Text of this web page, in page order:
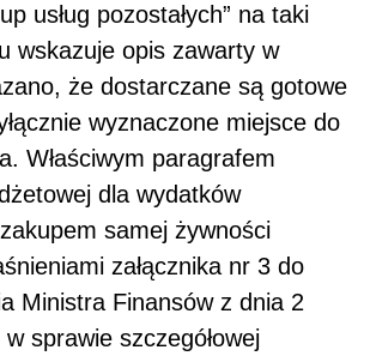
usług pozostałych” na taki
wskazuje opis zawarty w
że dostarczane są gotowe
wyznaczone miejsce do
Właściwym paragrafem
dla wydatków
samej żywności
załącznika nr 3 do
Ministra Finansów z dnia 2
sprawie szczegółowej